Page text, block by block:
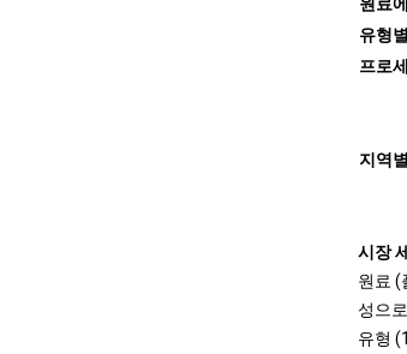
유형별
프로
지역별
시장
원료 (
성으
유형